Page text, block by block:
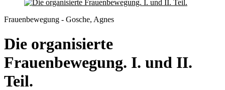
Frauenbewegung - Gosche, Agnes
Die organisierte
Frauenbewegung. I. und II.
Teil.